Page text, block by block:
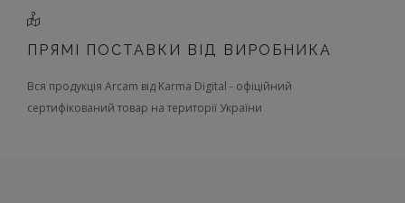
ПРЯМІ ПОСТАВКИ ВІД ВИРОБНИКА
Вся продукція Arcam від Karma Digital - офіційний
сертифікований товар на території України